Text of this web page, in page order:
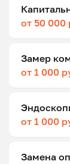
от 50 000
Замер
от 1 000
от 1 000
Замена